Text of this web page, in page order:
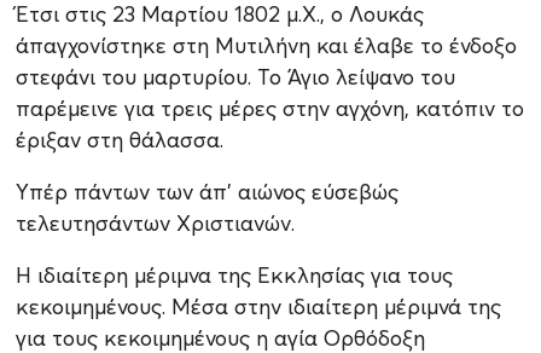
Έτσι στις 23 Μαρτίου 1802 μ.Χ., ο Λουκάς
άπαγχονίστηκε στη Μυτιλήνη και έλαβε το ένδοξο
στεφάνι του μαρτυρίου. Το Άγιο λείψανο του
παρέμεινε για τρεις μέρες στην αγχόνη, κατόπιν το
έριξαν στη θάλασσα.
Yπέρ πάντων των άπ’ αιώνος εύσεβώς
τελευτησάντων Χριστιανών.
Η ιδιαίτερη μέριμνα της Εκκλησίας για τους
κεκοιμημένους. Μέσα στην ιδιαίτερη μέριμνά της
για τους κεκοιμημένους η αγία Ορθόδοξη